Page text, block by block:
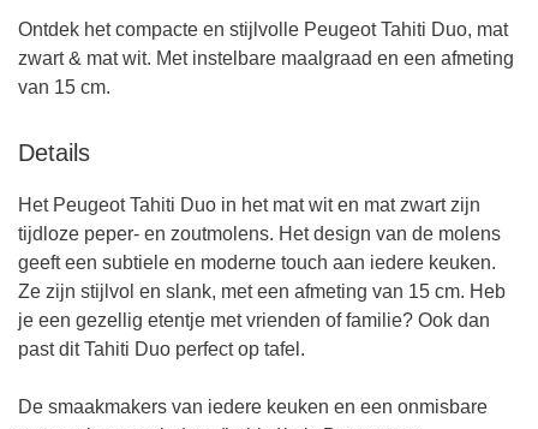
Ontdek het compacte en stijlvolle Peugeot Tahiti Duo, mat
zwart & mat wit. Met instelbare maalgraad en een afmeting
van 15 cm.
Details
Het Peugeot Tahiti Duo in het mat wit en mat zwart zijn
tijdloze peper- en zoutmolens. Het design van de molens
geeft een subtiele en moderne touch aan iedere keuken.
Ze zijn stijlvol en slank, met een afmeting van 15 cm. Heb
je een gezellig etentje met vrienden of familie? Ook dan
past dit Tahiti Duo perfect op tafel.
De smaakmakers van iedere keuken en een onmisbare